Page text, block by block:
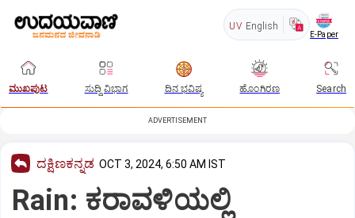
UV English
E-Paper
ಮುಖಪುಟ ಸುದ್ದಿ ವಿಭಾಗ ದಿನ ಭವಿಷ್ಯ ಹೊಂಗಿರಣ Search
ADVERTISEMENT
ದಕ್ಷಿಣಕನ್ನಡ OCT 3, 2024, 6:50 AM IST
Rain: ಕರಾವಳಿಯಲ್ಲಿ